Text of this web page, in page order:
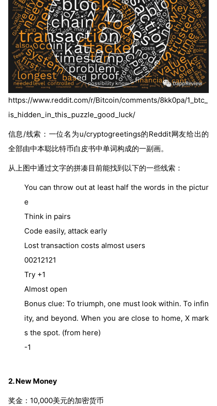
https://www.reddit.com/r/Bitcoin/comments/8kk0pa/1_btc_
is_hidden_in_this_puzzle_good_luck/
信息/线索：一位名为u/cryptogreetings的Reddit网友给出的
全部由中本聪比特币白皮书中单词构成的一副画。
从上图中通过文字的拼凑目前能找到以下的一些线索：
You can throw out at least half the words in the pictur
e
Think in pairs
Code easily, attack early
Lost transaction costs almost users
00212121
Try +1
Almost open
Bonus clue: To triumph, one must look within. To infin
ity, and beyond. When you are close to home, X mark
s the spot. (from here)
-1
2. New Money
奖金：10,000美元的加密货币